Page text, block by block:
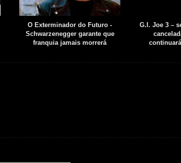
O Exterminador do Futuro -
Schwarzenegger garante que
franquia jamais morrerá
G.I. Joe 3 –